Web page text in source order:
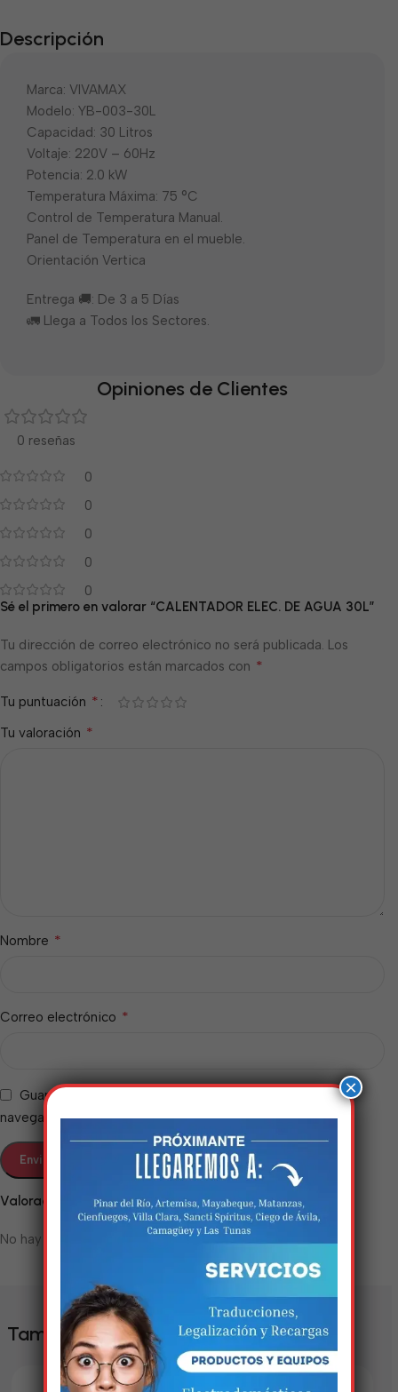
Descripción
Marca: VIVAMAX
Modelo: YB-003-30L
Capacidad: 30 Litros
Voltaje: 220V – 60Hz
Potencia: 2.0 kW
Temperatura Máxima: 75 °C
Control de Temperatura Manual.
Panel de Temperatura en el mueble.
Orientación Vertica
Entrega 🚚: De 3 a 5 Días
🚛 Llega a Todos los Sectores.
Opiniones de Clientes
0 reseñas
0
0
0
0
0
Valoraciones
No hay valoraciones aún.
Sé el primero en valorar “CALENTADOR ELEC. DE AGUA 30L”
Tu dirección de correo electrónico no será publicada. Los
campos obligatorios están marcados con *
Tu puntuación *
Tu valoración *
Nombre *
Correo electrónico *
Guarda mi nombre, correo electrónico y web en este
navegador para la próxima vez que comente.
También te puede interesar
×
Estamos trabalhando
nisso!
Em breve, esta página estará
disponível com novidades
incríveis. Agradecemos pela
paciência e compreensão.